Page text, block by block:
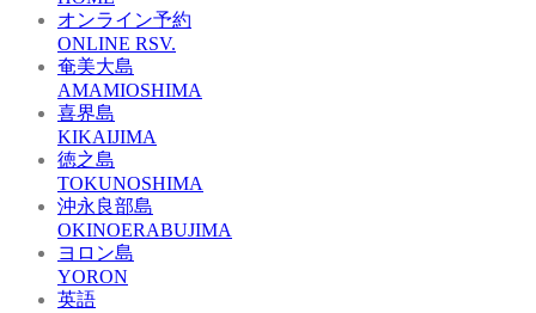
オンライン予約
ONLINE RSV.
奄美大島
AMAMIOSHIMA
喜界島
KIKAIJIMA
徳之島
TOKUNOSHIMA
沖永良部島
OKINOERABUJIMA
ヨロン島
YORON
英語